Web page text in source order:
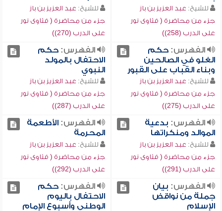
للشيخ: عبد العزيز بن باز
جزء من محاضرة ( فتاوى نور
على الدرب (258))
للشيخ: عبد العزيز بن باز
جزء من محاضرة ( فتاوى نور
على الدرب (270))
الفهرس:حكم
الغلو في الصالحين
وبناء القباب على القبور
للشيخ: عبد العزيز بن باز
جزء من محاضرة ( فتاوى نور
على الدرب (275))
الفهرس:حكم
الاحتفال بالمولد
النبوي
للشيخ: عبد العزيز بن باز
جزء من محاضرة ( فتاوى نور
على الدرب (287))
الفهرس: بدعية
الموالد ومنكراتها
للشيخ: عبد العزيز بن باز
جزء من محاضرة ( فتاوى نور
على الدرب (291))
الفهرس:الأطعمة
المحرمة
للشيخ: عبد العزيز بن باز
جزء من محاضرة ( فتاوى نور
على الدرب (292))
الفهرس: بيان
جملة من نواقض
الإسلام
الفهرس:حكم
الاحتفال باليوم
الوطني وأسبوع الإمام